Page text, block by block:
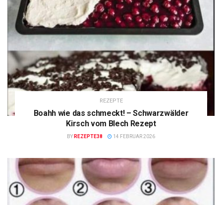
REZEPTE
Boahh wie das schmeckt! – Schwarzwälder
Kirsch vom Blech Rezept
BY REZEPTE38 14 FEBRUAR 2026